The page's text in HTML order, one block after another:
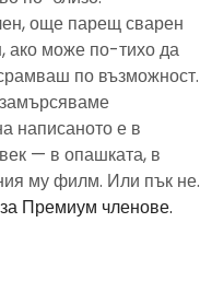
още парещ сварен
ако може по-тихо да
по възможност.
написаното е в
— в опашката, в
му филм. Или пък не.
Премиум членове.